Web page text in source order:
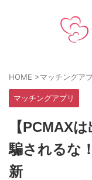
HOME >マッチングア
マッチングアプリ
【PCMAX
騙されるな
新